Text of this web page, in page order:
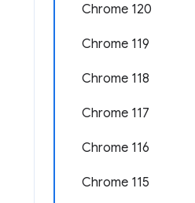
Chrome 120
Chrome 119
Chrome 118
Chrome 117
Chrome 116
Chrome 115